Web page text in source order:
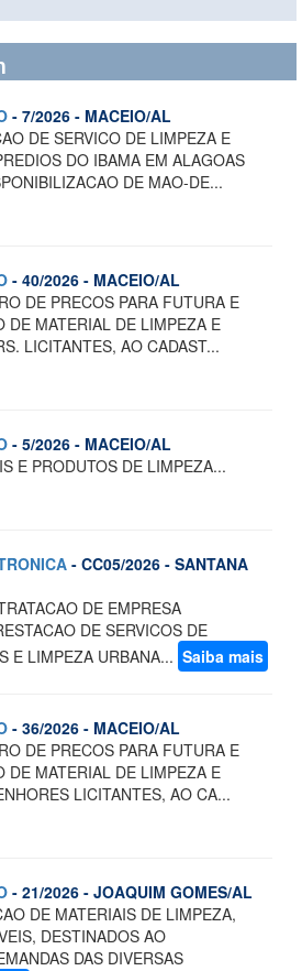
- 7/2026 - MACEIO/AL
DE SERVICO DE LIMPEZA E
DO IBAMA EM ALAGOAS
DE MAO-DE...
- 40/2026 - MACEIO/AL
DE PRECOS PARA FUTURA E
DE MATERIAL DE LIMPEZA E
LICITANTES, AO CADAST...
- 5/2026 - MACEIO/AL
E PRODUTOS DE LIMPEZA...
- CC05/2026 - SANTANA
DE EMPRESA
DE SERVICOS DE
E LIMPEZA URBANA... Saiba mais
- 36/2026 - MACEIO/AL
DE PRECOS PARA FUTURA E
DE MATERIAL DE LIMPEZA E
LICITANTES, AO CA...
- 21/2026 - JOAQUIM GOMES/AL
DE MATERIAIS DE LIMPEZA,
DESTINADOS AO
DAS DIVERSAS